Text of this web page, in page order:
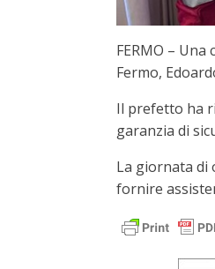
FERMO –
Fermo,
Il prefetto ha
garanzia di
La giornata di
fornire